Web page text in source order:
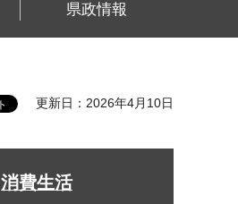
県政情報
更新日：2026年4月10日
消費生活